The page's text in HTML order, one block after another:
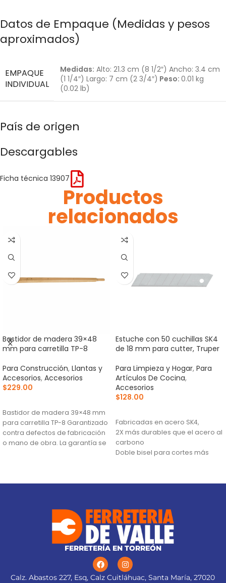
Datos de Empaque (Medidas y pesos
aproximados)
EMPAQUE
INDIVIDUAL
Medidas: Alto: 21.3 cm (8 1/2″) Ancho: 3.4 cm
(1 1/4″) Largo: 7 cm (2 3/4″) Peso: 0.01 kg
(0.02 lb)
País de origen
Descargables
Ficha técnica 13907
Productos
relacionados
Bastidor de madera 39×48
mm para carretilla TP-8
Para Construcción, Llantas y
Accesorios, Accesorios
$229.00
Bastidor de madera 39×48 mm
para carretilla TP-8 Garantizado
contra defectos de fabricación
o mano de obra. La garantía se
Estuche con 50 cuchillas SK4
de 18 mm para cutter, Truper
Para Limpieza y Hogar, Para
Artículos De Cocina,
Accesorios
$128.00
Fabricadas en acero SK4,
2X más durables que el acero al
carbono
Doble bisel para cortes más
FERRETERÍA EN TORREÓN
Calz. Abastos 227, Esq, Calz Cuitláhuac, Santa María, 27020